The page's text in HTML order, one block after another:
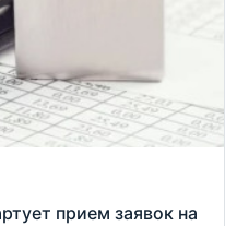
прием заявок на